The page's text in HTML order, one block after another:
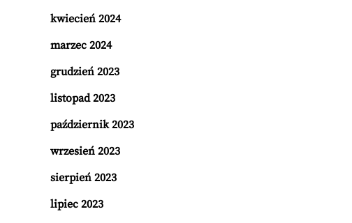
kwiecień 2024
marzec 2024
grudzień 2023
listopad 2023
październik 2023
wrzesień 2023
sierpień 2023
lipiec 2023